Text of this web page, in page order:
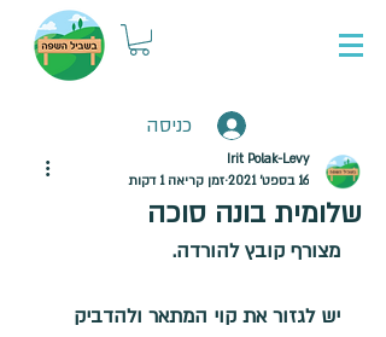
כניסה
שלומית בונה סוכה
Irit Polak-Levy
16 בספט׳ 2021
זמן קריאה 1 דקות
מצורף קובץ להורדה.
יש לגזור את קוי המתאר ולהדביק